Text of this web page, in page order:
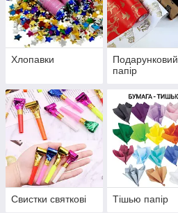
Хлопавки
Подарунковий
папір
Свистки святкові Тішью папір